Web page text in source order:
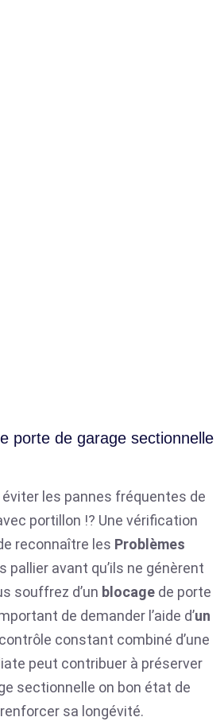
porte de garage sectionnelle
les pannes fréquentes de
portillon ⁉️ Une vérification
reconnaître les Problèmes
pallier avant qu’ils ne génèrent
souffrez d’un blocage de porte
de demander l’aide d’un
constant combiné d’une
peut contribuer à préserver
sectionnelle on bon état de
sa longévité.